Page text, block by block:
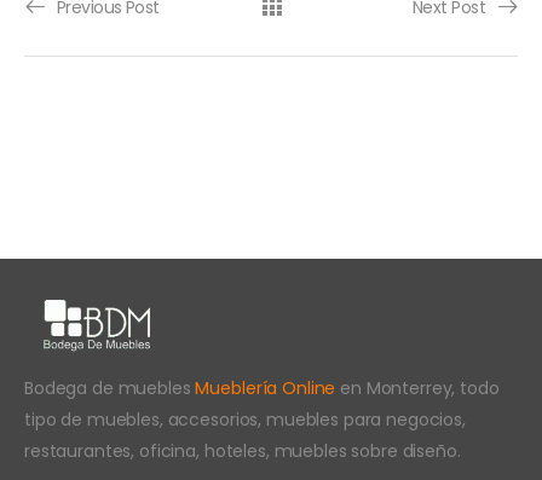
Previous Post Next Post
Bodega de mueblesMueblería Online en Monterrey, todo
tipo de muebles, accesorios, muebles para negocios,
restaurantes, oficina, hoteles, muebles sobre diseño.